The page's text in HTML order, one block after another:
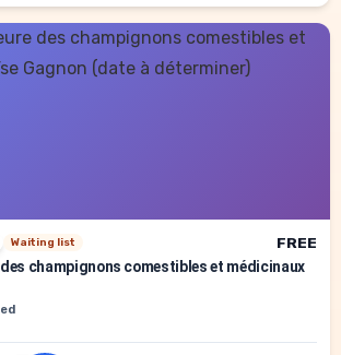
Waiting list
FREE
champignons comestibles et médicinaux